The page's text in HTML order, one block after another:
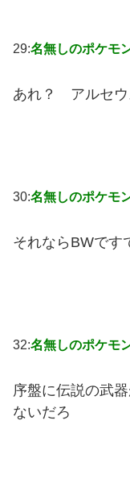
29:名無しのポケモ
あれ？ アルセウ
30:名無しのポケモ
それならBWです
32:名無しのポケモ
序盤に伝説の武
ないだろ